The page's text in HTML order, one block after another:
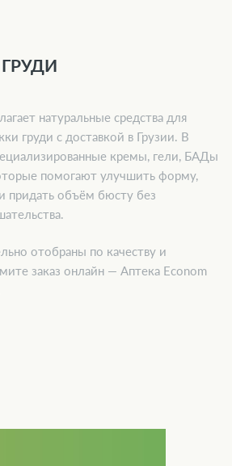
натуральные средства для
груди с доставкой в Грузии. В
кремы, гели, БАДы
помогают улучшить форму,
придать объём бюсту без
отобраны по качеству и
заказ онлайн — Аптека Econom